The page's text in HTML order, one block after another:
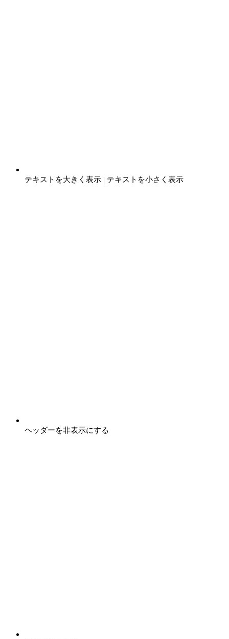
テキストを大きく表示 | テキストを小さく表示
ヘッダーを非表示にする